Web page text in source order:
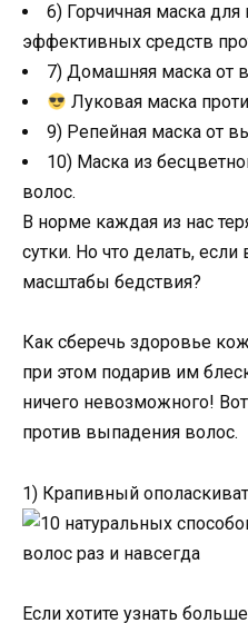
6) Горчичная маска
эффективных средств
7) Домашняя маска от
Луковая маска
9) Репейная маска от
10) Маска из
волос.
В норме каждая из нас
сутки. Но что делать,
масштабы бедствия?
Как сберечь здоровье
при этом подарив им
ничего невозможного!
против выпадения волос.
1) Крапивный
Если хотите узнать